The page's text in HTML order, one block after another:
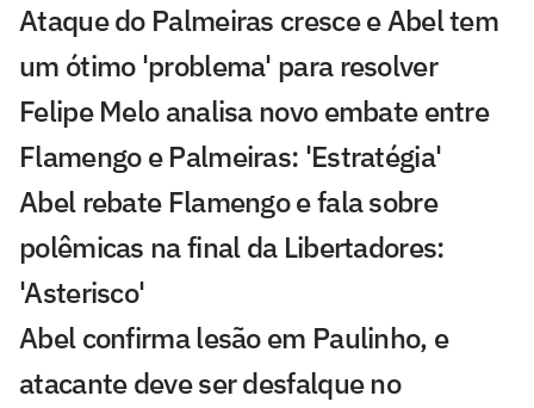
Ataque do Palmeiras cresce e Abel tem
um ótimo 'problema' para resolver
Felipe Melo analisa novo embate entre
Flamengo e Palmeiras: 'Estratégia'
Abel rebate Flamengo e fala sobre
polêmicas na final da Libertadores:
'Asterisco'
Abel confirma lesão em Paulinho, e
atacante deve ser desfalque no